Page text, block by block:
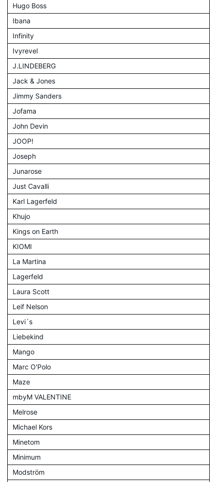
Hugo Boss
Ibana
Infinity
Ivyrevel
J.LINDEBERG
Jack & Jones
Jimmy Sanders
Jofama
John Devin
JOOP!
Joseph
Junarose
Just Cavalli
Karl Lagerfeld
Khujo
Kings on Earth
KIOMI
La Martina
Lagerfeld
Laura Scott
Leif Nelson
Levi´s
Liebekind
Mango
Marc O'Polo
Maze
mbyM VALENTINE
Melrose
Michael Kors
Minetom
Minimum
Modström